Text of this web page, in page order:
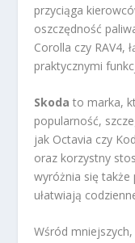
przyciąga
oszczędność
Corolla czy RAV4,
praktycznymi
Skoda to marka,
popularność,
jak Octavia czy
oraz korzystny
wyróżnia się
ułatwiają
Wśród